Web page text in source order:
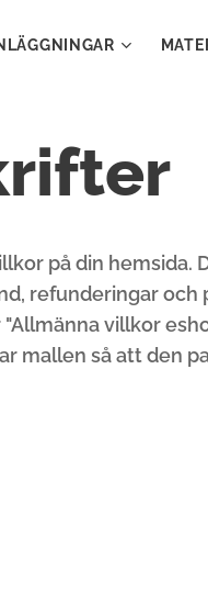
på din hemsida.
refunderingar och
villkor
mallen så att den